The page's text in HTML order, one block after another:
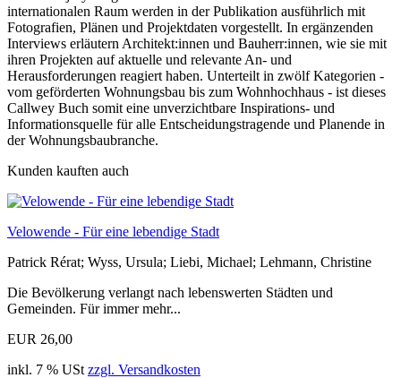
internationalen Raum werden in der Publikation ausführlich mit
Fotografien, Plänen und Projektdaten vorgestellt. In ergänzenden
Interviews erläutern Architekt:innen und Bauherr:innen, wie sie mit
ihren Projekten auf aktuelle und relevante An- und
Herausforderungen reagiert haben. Unterteilt in zwölf Kategorien -
vom geförderten Wohnungsbau bis zum Wohnhochhaus - ist dieses
Callwey Buch somit eine unverzichtbare Inspirations- und
Informationsquelle für alle Entscheidungstragende und Planende in
der Wohnungsbaubranche.
Kunden kauften auch
Velowende - Für eine lebendige Stadt
Patrick Rérat; Wyss, Ursula; Liebi, Michael; Lehmann, Christine
Die Bevölkerung verlangt nach lebenswerten Städten und
Gemeinden. Für immer mehr...
EUR 26,00
inkl. 7 % USt zzgl. Versandkosten